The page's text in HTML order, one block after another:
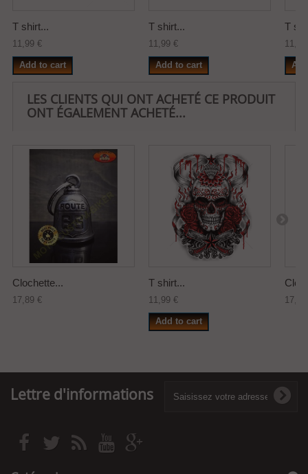
T shirt...
11,99 €
Add to cart
T shirt...
11,99 €
Add to cart
T
LES CLIENTS QUI ONT ACHETÉ CE PRODUIT
ONT ÉGALEMENT ACHETÉ...
Clochette...
17,89 €
T shirt...
11,99 €
Add to cart
Lettre d'informations